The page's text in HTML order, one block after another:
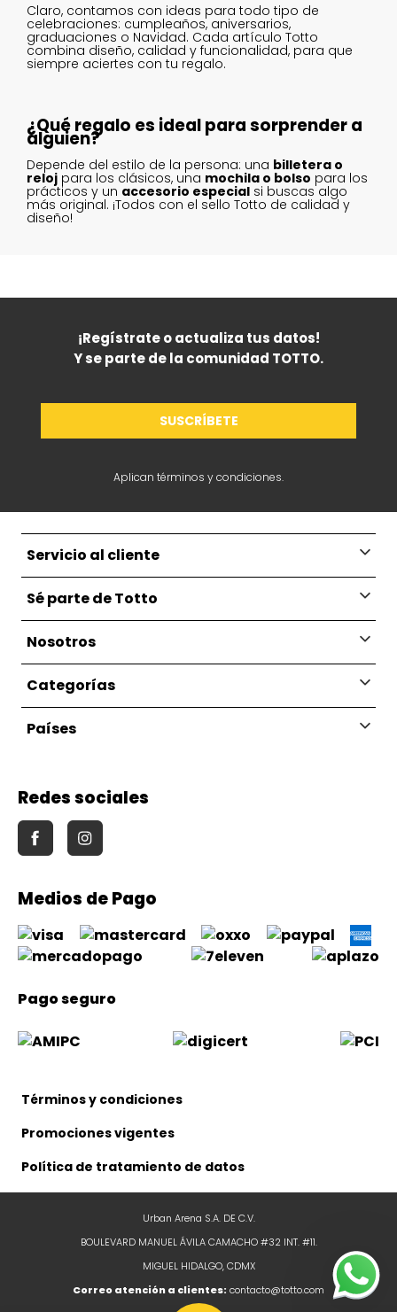
Claro, contamos con ideas para todo tipo de
celebraciones: cumpleaños, aniversarios,
graduaciones o Navidad. Cada artículo Totto
combina diseño, calidad y funcionalidad, para que
siempre aciertes con tu regalo.
¿Qué regalo es ideal para sorprender a
alguien?
Depende del estilo de la persona: una billetera o
reloj para los clásicos, una mochila o bolso para los
prácticos y un accesorio especial si buscas algo
más original. ¡Todos con el sello Totto de calidad y
diseño!
¡Regístrate o actualiza tus datos!
Y se parte de la comunidad TOTTO.
SUSCRÍBETE
Aplican términos y condiciones.
Servicio al cliente
Sé parte de Totto
Nosotros
Categorías
Países
Redes sociales
Medios de Pago
Pago seguro
Términos y condiciones
Promociones vigentes
Política de tratamiento de datos
Urban Arena S.A. DE C.V.
BOULEVARD MANUEL ÁVILA CAMACHO #32 INT. #11.
MIGUEL HIDALGO, CDMX
Correo atención a clientes: contacto@totto.com